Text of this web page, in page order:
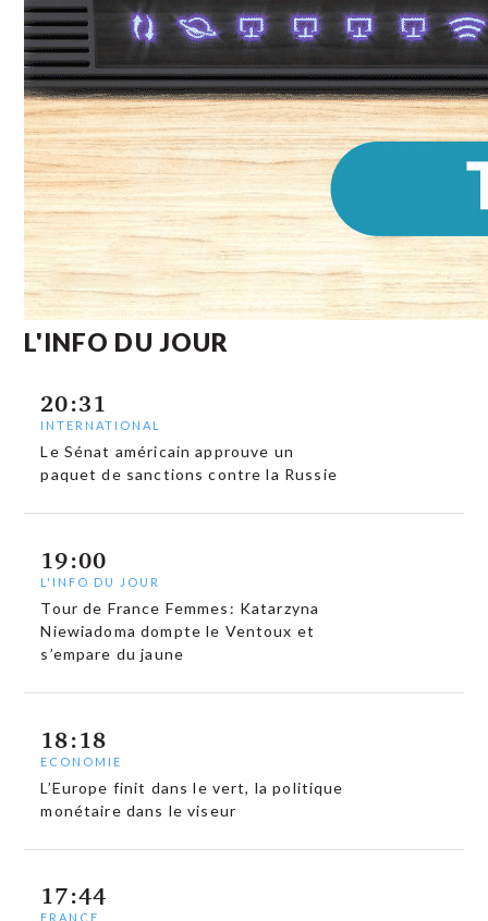
L'INFO DU JOUR
20:31
INTERNATIONAL
Le Sénat américain approuve un
paquet de sanctions contre la Russie
19:00
L'INFO DU JOUR
Tour de France Femmes: Katarzyna
Niewiadoma dompte le Ventoux et
s’empare du jaune
18:18
ECONOMIE
L’Europe finit dans le vert, la politique
monétaire dans le viseur
17:44
FRANCE